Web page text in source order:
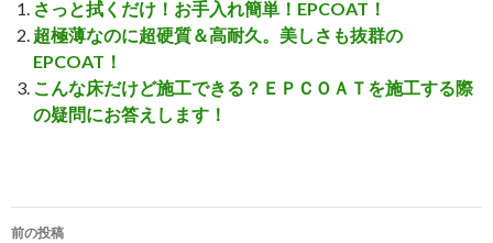
さっと拭くだけ！お手入れ簡単！EPCOAT！
超極薄なのに超硬質＆高耐久。美しさも抜群の
EPCOAT！
こんな床だけど施工できる？ＥＰＣＯＡＴを施工する際
の疑問にお答えします！
投
前の投稿